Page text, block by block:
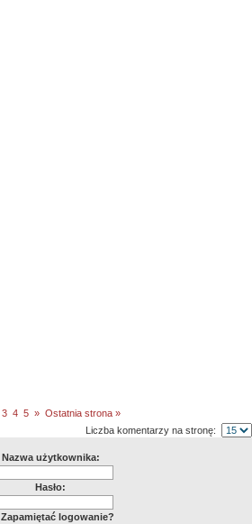
3 4 5 » Ostatnia strona »
Liczba komentarzy na stronę:
Nazwa użytkownika:
Hasło:
Zapamiętać logowanie?